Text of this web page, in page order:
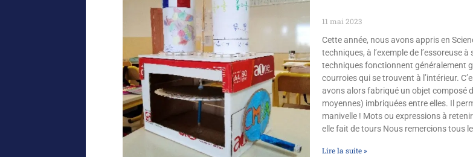
11 mai 2023
Cette année, nous avons appris en
techniques, à l’exemple de l’essoreuse
techniques fonctionnent généralement
courroies qui se trouvent à l’intérieur.
avons alors fabriqué un objet composé
moyennes) imbriquées entre elles. Il
manivelle ! Mots ou expressions à
elle fait de tours Nous remercions tous
Lire la suite »